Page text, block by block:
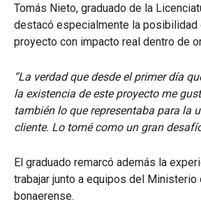
Tomás Nieto, graduado de la
destacó especialmente la posibilidad
proyecto con impacto real dentro de
“La verdad que desde el primer día
la existencia de este proyecto me
también lo que representaba para la
cliente. Lo tomé como un gran
El graduado remarcó además la
trabajar junto a equipos del Ministerio
bonaerense.